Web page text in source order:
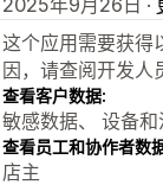
这个应用需要获得
因，请查阅开发人
查看客户数据:
敏感数据、 设备
查看员工和协作者数
店主